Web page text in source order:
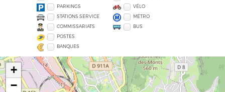
PARKINGS
STATIONS SERVICE
COMMISSARIATS
POSTES
BANQUES
VÉLO
MÉTRO
BUS
+
−